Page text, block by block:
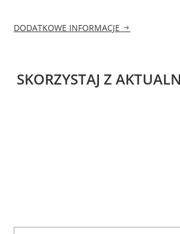
DODATKOWE INFORMACJE
SKORZYSTAJ Z